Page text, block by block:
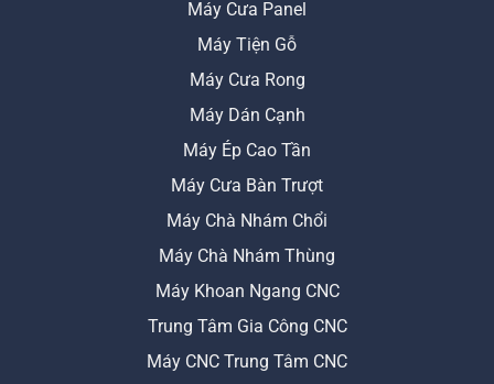
Máy Cưa Panel
Máy Tiện Gỗ
Máy Cưa Rong
Máy Dán Cạnh
Máy Ép Cao Tần
Máy Cưa Bàn Trượt
Máy Chà Nhám Chổi
Máy Chà Nhám Thùng
Máy Khoan Ngang CNC
Trung Tâm Gia Công CNC
Máy CNC Trung Tâm CNC